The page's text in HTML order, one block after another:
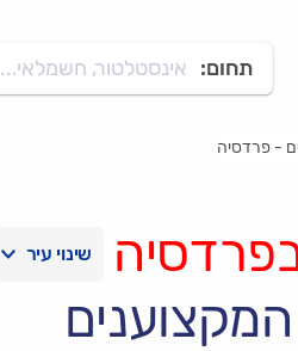
תחום: אינסטלטור, חשמלאי...
- פרדסיה